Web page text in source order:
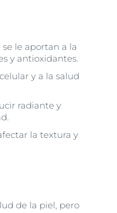
le aportan a la
y antioxidantes.
y a la salud
radiante y
la textura y
de la piel, pero